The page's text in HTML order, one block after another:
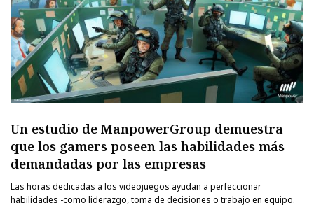
Un estudio de ManpowerGroup demuestra
que los gamers poseen las habilidades más
demandadas por las empresas
Las horas dedicadas a los videojuegos ayudan a perfeccionar
habilidades -como liderazgo, toma de decisiones o trabajo en equipo.